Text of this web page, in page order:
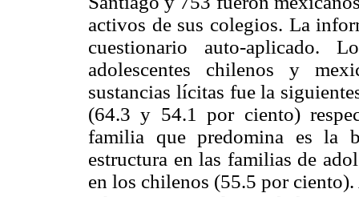
activos de sus colegios. La
cuestionario auto-aplicado.
adolescentes chilenos y
sustancias lícitas fue la
(64.3 y 54.1 por ciento)
familia que predomina es la
estructura en las familias de
en los chilenos (55.5 por